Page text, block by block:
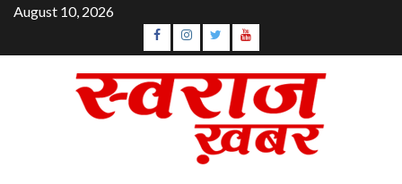
Skip
content
August 10, 2026
Facebook
Instagram
TwitterYouTube